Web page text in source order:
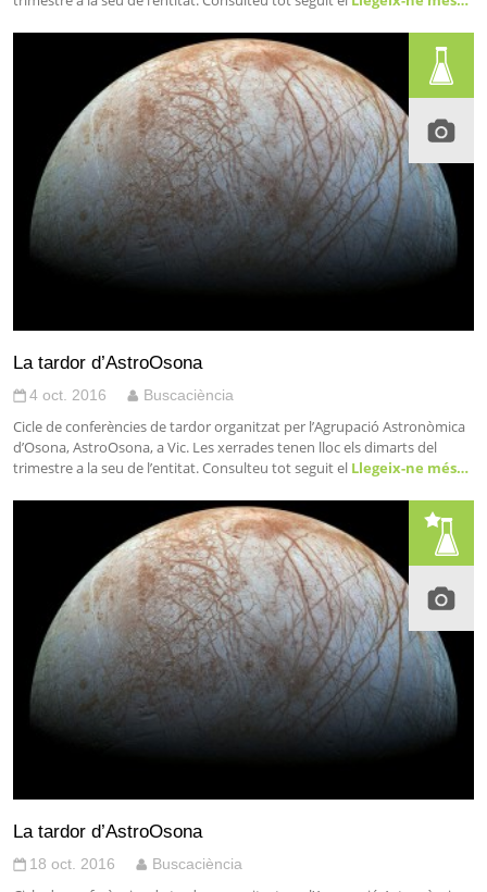
La tardor d’AstroOsona
4 oct. 2016 Buscaciència
Cicle de conferències de tardor organitzat per l’Agrupació Astronòmica
d’Osona, AstroOsona, a Vic. Les xerrades tenen lloc els dimarts del
trimestre a la seu de l’entitat. Consulteu tot seguit el Llegeix-ne més…
La tardor d’AstroOsona
18 oct. 2016 Buscaciència